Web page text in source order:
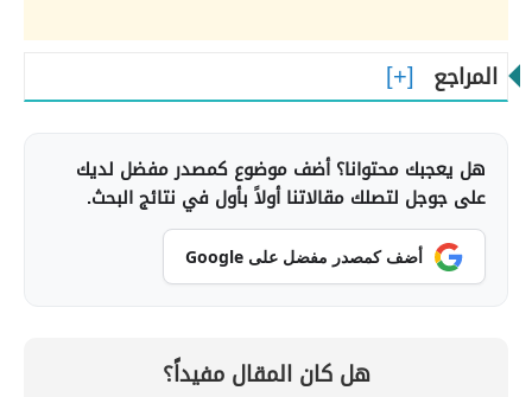
المراجع
هل يعجبك محتوانا؟ أضف موضوع كمصدر مفضل لديك
على جوجل لتصلك مقالاتنا أولاً بأول في نتائج البحث.
أضف كمصدر مفضل على Google
هل كان المقال مفيداً؟